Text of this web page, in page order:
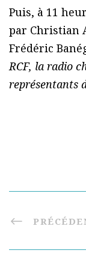
Puis, à 11
par Christian
Frédéric
RCF, la radio
représentants